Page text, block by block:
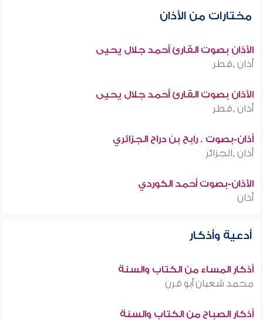
مختارات من الأذان
الأذان بصوت القارئ أحمد جلال يحيى
أذان ,قطر
الأذان بصوت القارئ أحمد جلال يحيى
أذان ,قطر
أذان-بصوت . رابح بن دراح الجزائري
أذان ,الجزائر
الأذان-بصوت أحمد الكوردي
أذان
أدعية وأذكار
أذكار المساء من الكتاب والسنة
محمد شعبان أبو قرن
أذكار الصباح من الكتاب والسنة